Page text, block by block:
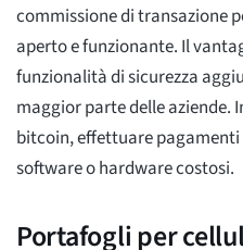
commissione di transazione
aperto e funzionante. Il
funzionalità di sicurezza
maggior parte delle aziende.
bitcoin, effettuare
software o hardware costosi.
Portafogli per